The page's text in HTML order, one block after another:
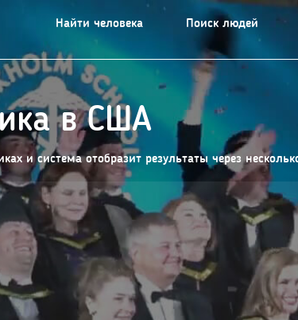
Найти человека Поиск людей
в США
и система отобразит результаты через